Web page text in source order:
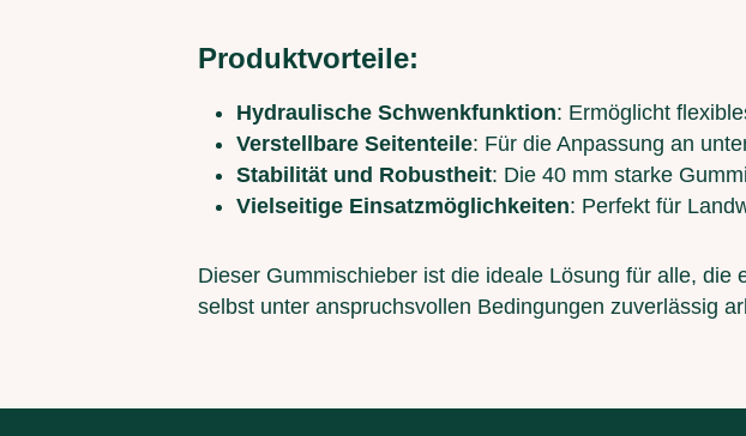
Produktvorteile:
Hydraulische Schwenkfunktion: Ermöglicht
Verstellbare Seitenteile: Für die Anpassung an
Stabilität und Robustheit: Die 40 mm starke
Vielseitige Einsatzmöglichkeiten: Perfekt für
Dieser Gummischieber ist die ideale Lösung für alle,
selbst unter anspruchsvollen Bedingungen zuverlässig